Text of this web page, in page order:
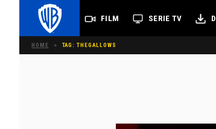
FILM SERIE TV
HOME > TAG: THEGALLOWS